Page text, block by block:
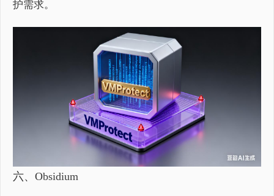
护需求。
六、Obsidium